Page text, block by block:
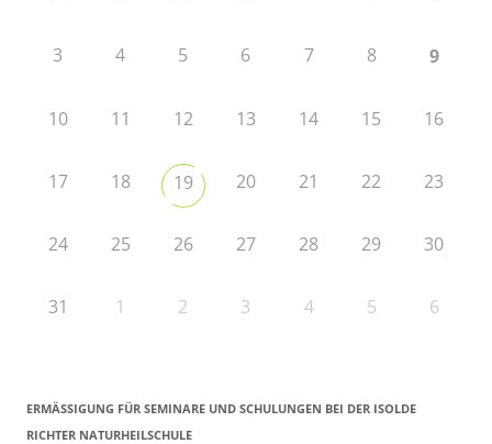
3 4 5 6 7 8 9
10 11 12 13 14 15 16
17 18 19 20 21 22 23
24 25 26 27 28 29 30
31 1 2 3 4 5 6
ERMÄSSIGUNG FÜR SEMINARE UND SCHULUNGEN BEI DER ISOLDE R
ICHTER NATURHEILSCHULE